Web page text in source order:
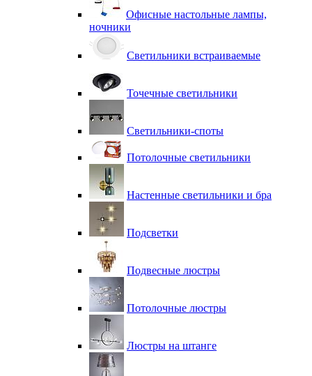
Офисные настольные лампы,
ночники
Светильники встраиваемые
Точечные светильники
Светильники-споты
Потолочные светильники
Настенные светильники и бра
Подсветки
Подвесные люстры
Потолочные люстры
Люстры на штанге